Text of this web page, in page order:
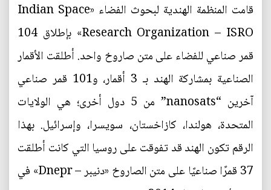
قامت المنظمة الهندية لبحوث الفضاء «Indian Space
Research Organization – ISRO» بإطلاق 104
قمر صناعي للفضاء على متن صاروخ واحد. أطلقت الأقمار
الصناعية بمشاركة الهند بـ 3 أقمار، و101 قمر صناعي
آخرين “nanosats” من 5 دول أخرى؛ هي الولايات
المتحدة، هولندا، كازاخستان، سويسرا، وإسرائيل. بهذا
الرقم تكون الهند قد تفوقت على روسيا التي كانت أطلقت
37 قمرًا صناعيًا على متن الصاروخ «دنيبر – Dnepr» في